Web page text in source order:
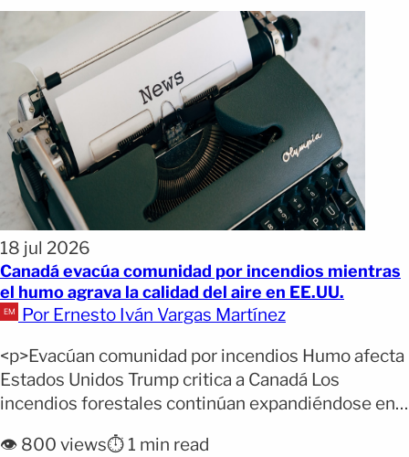
18 jul 2026
Canadá evacúa comunidad por incendios mientras
el humo agrava la calidad del aire en EE.UU.
Por Ernesto Iván Vargas Martínez
<p>Evacúan comunidad por incendios Humo afecta
Estados Unidos Trump critica a Canadá Los
incendios forestales continúan expandiéndose en
afectando la calidad del aire en amplias zonas de
👁️ 800 views⏱️ 1 min read